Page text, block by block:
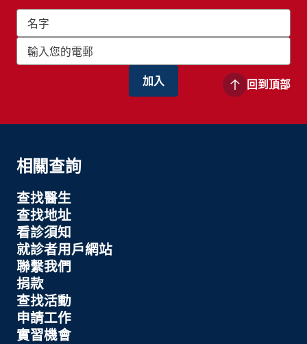
回到頂部
相關查詢
查找醫生
查找地址
看診須知
就診者用戶網站
聯繫我們
捐款
查找活動
申請工作
實習機會